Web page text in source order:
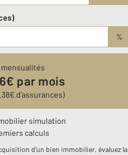
%
€ par mois
€ d’assurances)
simulation
calculs
d’un bien immobilier, évaluez la